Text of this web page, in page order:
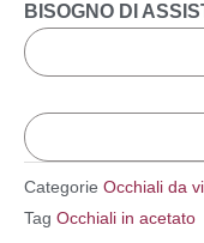
BISOGNO DI
Categorie Occhiali da
Tag Occhiali in acetato